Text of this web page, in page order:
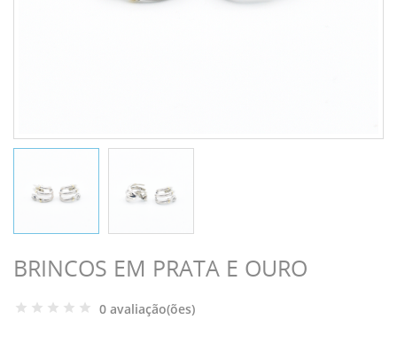
BRINCOS EM PRATA E OURO
0 avaliação(ões)